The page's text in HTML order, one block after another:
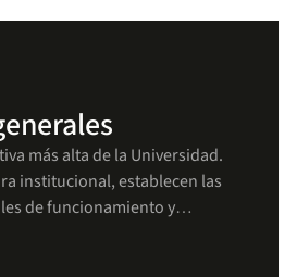
más alta de la Universidad.
institucional, establecen las
de funcionamiento y